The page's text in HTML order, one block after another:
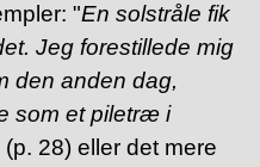
"En solstråle fik
Jeg forestillede mig
den anden dag,
som et piletræ i
(p. 28) eller det mere